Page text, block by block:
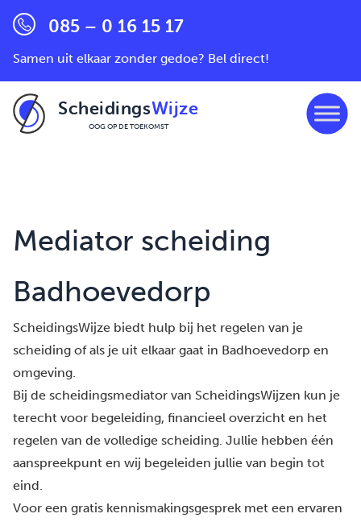
085 – 0 16 15 17
Samen uit elkaar zonder gedoe? Bel direct!
ScheidingsWijze
OOG OP DE TOEKOMST
Mediator scheiding
Badhoevedorp
ScheidingsWijze biedt hulp bij het regelen van je
scheiding of als je uit elkaar gaat in Badhoevedorp en
omgeving.
Bij de scheidingsmediator van ScheidingsWijzen kun je
terecht voor begeleiding, financieel overzicht en het
regelen van de volledige scheiding. Jullie hebben één
aanspreekpunt en wij begeleiden jullie van begin tot
eind.
Voor een gratis kennismakingsgesprek met een ervaren